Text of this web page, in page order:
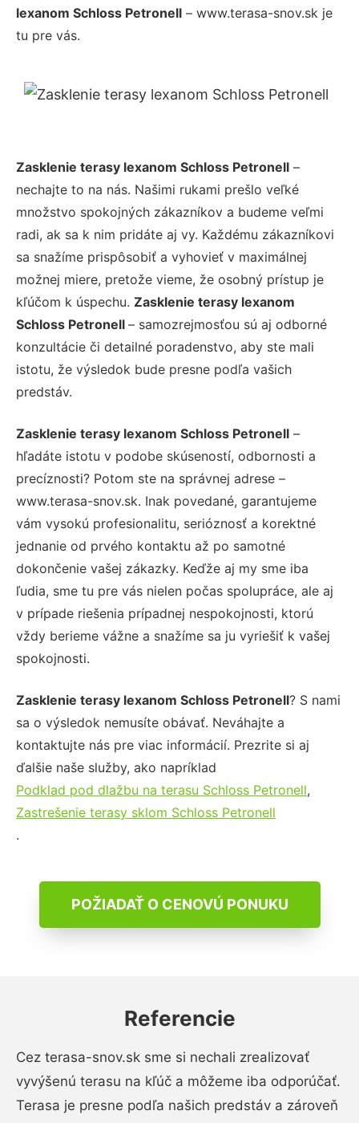
lexanom Schloss Petronell – www.terasa-snov.sk je
tu pre vás.
Zasklenie terasy lexanom Schloss Petronell –
nechajte to na nás. Našimi rukami prešlo veľké
množstvo spokojných zákazníkov a budeme veľmi
radi, ak sa k nim pridáte aj vy. Každému zákazníkovi
sa snažíme prispôsobiť a vyhovieť v maximálnej
možnej miere, pretože vieme, že osobný prístup je
kľúčom k úspechu. Zasklenie terasy lexanom
Schloss Petronell – samozrejmosťou sú aj odborné
konzultácie či detailné poradenstvo, aby ste mali
istotu, že výsledok bude presne podľa vašich
predstáv.
Zasklenie terasy lexanom Schloss Petronell –
hľadáte istotu v podobe skúseností, odbornosti a
precíznosti? Potom ste na správnej adrese –
www.terasa-snov.sk. Inak povedané, garantujeme
vám vysokú profesionalitu, serióznosť a korektné
jednanie od prvého kontaktu až po samotné
dokončenie vašej zákazky. Keďže aj my sme iba
ľudia, sme tu pre vás nielen počas spolupráce, ale aj
v prípade riešenia prípadnej nespokojnosti, ktorú
vždy berieme vážne a snažíme sa ju vyriešiť k vašej
spokojnosti.
Zasklenie terasy lexanom Schloss Petronell? S nami
sa o výsledok nemusíte obávať. Neváhajte a
kontaktujte nás pre viac informácií. Prezrite si aj
ďalšie naše služby, ako napríklad
Podklad pod dlažbu na terasu Schloss Petronell,
Zastrešenie terasy sklom Schloss Petronell
.
POŽIADAŤ O CENOVÚ PONUKU
Referencie
Cez terasa-snov.sk sme si nechali zrealizovať
vyvýšenú terasu na kľúč a môžeme iba odporúčať.
Terasa je presne podľa našich predstáv a zároveň